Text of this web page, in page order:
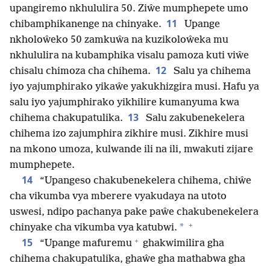
upangiremo nkhululira 50. Ziŵe mumphepete umo
chibamphikanenge na chinyake. 11
Upange
nkholoŵeko 50 zamkuŵa na kuzikoloŵeka mu
nkhululira na kubamphika visalu pamoza kuti viŵe
chisalu chimoza cha chihema. 12
Salu ya chihema
iyo yajumphirako yikaŵe yakukhizgira musi. Hafu ya
salu iyo yajumphirako yikhilire kumanyuma kwa
chihema chakupatulika. 13
Salu zakubenekelera
chihema izo zajumphira zikhire musi. Zikhire musi
na mkono umoza, kulwande ili na ili, mwakuti zijare
mumphepete.
14
“Upangeso chakubenekelera chihema, chiŵe
cha vikumba vya mberere vyakudaya na utoto
uswesi, ndipo pachanya pake paŵe chakubenekelera
chinyake cha vikumba vya katubwi. * +
15 “Upange mafuremu + ghakwimilira gha
chihema chakupatulika, ghaŵe gha mathabwa gha